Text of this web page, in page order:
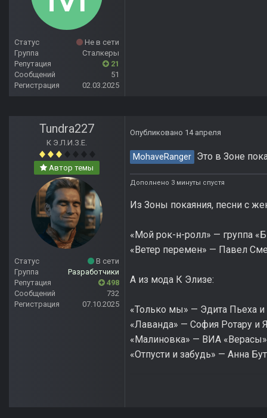
Статус
Не в сети
Группа
Сталкеры
Репутация
21
Сообщений
51
Регистрация
02.03.2025
Tundra227
К Э.Л.И.З.Е.
Автор темы
Статус
В сети
Группа
Разработчики
Репутация
498
Сообщений
732
Регистрация
07.10.2025
Опубликовано 14 апреля
MohaveRanger Это в Зоне
Дополнено 3 минуты спустя
Из Зоны покаяния, песни с
«Мой рок-н-ролл» — группа
«Ветер перемен» — Павел
А из мода К Элизе:
«Только мы» — Эдита Пьеха
«Лаванда» — София Ротару и
«Малиновка» — ВИА «Верасы»
«Отпусти и забудь» — Анна